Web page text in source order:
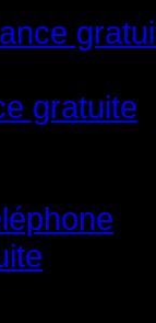
gratuite